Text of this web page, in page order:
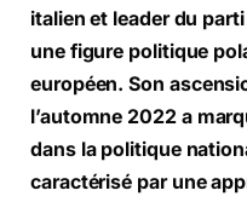
italien et leader du
une figure politique
européen. Son
l’automne 2022 a
dans la politique
caractérisé par une